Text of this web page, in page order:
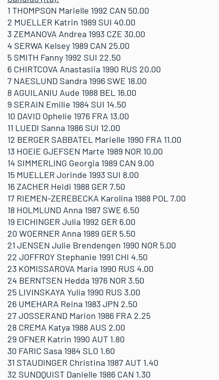
1 THOMPSON Marielle 1992 CAN 50.00
2 MUELLER Katrin 1989 SUI 40.00
3 ZEMANOVA Andrea 1993 CZE 30.00
4 SERWA Kelsey 1989 CAN 25.00
5 SMITH Fanny 1992 SUI 22.50
6 CHIRTCOVA Anastasiia 1990 RUS 20.00
7 NAESLUND Sandra 1996 SWE 18.00
8 AGUILANIU Aude 1988 BEL 16.00
9 SERAIN Emilie 1984 SUI 14.50
10 DAVID Ophelie 1976 FRA 13.00
11 LUEDI Sanna 1986 SUI 12.00
12 BERGER SABBATEL Marielle 1990 FRA 11.00
13 HOEIE GJEFSEN Marte 1989 NOR 10.00
14 SIMMERLING Georgia 1989 CAN 9.00
15 MUELLER Jorinde 1993 SUI 8.00
16 ZACHER Heidi 1988 GER 7.50
17 RIEMEN-ZEREBECKA Karolina 1988 POL 7.00
18 HOLMLUND Anna 1987 SWE 6.50
19 EICHINGER Julia 1992 GER 6.00
20 WOERNER Anna 1989 GER 5.50
21 JENSEN Julie Brendengen 1990 NOR 5.00
22 JOFFROY Stephanie 1991 CHI 4.50
23 KOMISSAROVA Maria 1990 RUS 4.00
24 BERNTSEN Hedda 1976 NOR 3.50
25 LIVINSKAYA Yulia 1990 RUS 3.00
26 UMEHARA Reina 1983 JPN 2.50
27 JOSSERAND Marion 1986 FRA 2.25
28 CREMA Katya 1988 AUS 2.00
29 OFNER Katrin 1990 AUT 1.80
30 FARIC Sasa 1984 SLO 1.60
31 STAUDINGER Christina 1987 AUT 1.40
32 SUNDQUIST Danielle 1986 CAN 1.30